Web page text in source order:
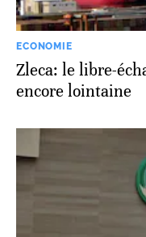
ECONOMIE
Zleca: le libre-
encore lointaine